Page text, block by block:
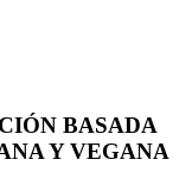
BASADA
Y VEGANA